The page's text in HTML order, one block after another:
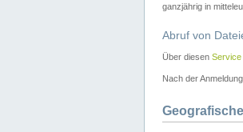
ganzjährig in
Abruf von
Über diesen Service
Nach der